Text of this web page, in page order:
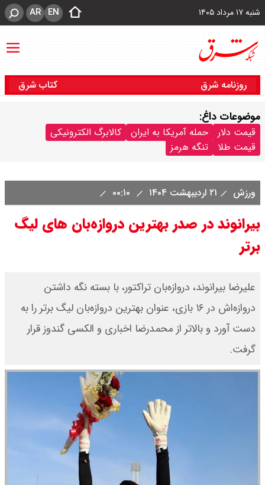
شنبه ۱۷ مرداد ۱۴۰۵ EN
AR
روزنامه شرق کتاب شرق
موضوعات داغ:
قیمت دلار حمله آمریکا به ایران
کالابرگ الکترونیکی
قیمت طلا
تنگه هرمز
ورزش ۲۱ اردیبهشت ۱۴۰۴
بیرانوند در صدر بهترین دروازه‌بان های لیگ
برتر
علیرضا بیرانوند، دروازه‌بان تراکتور، با بسته نگه داشتن
دروازه‌اش در ۱۶ بازی، عنوان بهترین دروازه‌بان لیگ برتر را به
دست آورد و بالاتر از محمدرضا اخباری و الکسی گندوز قرار
گرفت.